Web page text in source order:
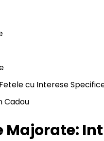
cu Interese
Cadou
Majorate: